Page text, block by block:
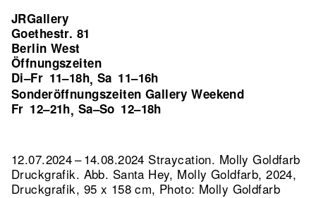
JRGallery
Goethestr. 81
Berlin West
Öffnungszeiten
Di–Fr 11–18h, Sa 11–16h
Sonderöffnungszeiten Gallery Weekend
Fr 12–21h, Sa–So 12–18h
12.07.2024 – 14.08.2024 Straycation. Molly Goldfarb
Druckgrafik. Abb. Santa Hey, Molly Goldfarb, 2024,
Druckgrafik, 95 x 158 cm, Photo: Molly Goldfarb